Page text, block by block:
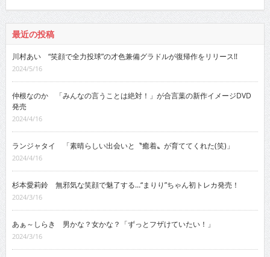
最近の投稿
川村あい “笑顔で全力投球”の才色兼備グラドルが復帰作をリリース!!
2024/5/16
仲根なのか 「みんなの言うことは絶対！」が合言葉の新作イメージDVD
発売
2024/4/16
ランジャタイ 「素晴らしい出会いと〝癒着〟が育ててくれた(笑)」
2024/4/16
杉本愛莉鈴 無邪気な笑顔で魅了する…“まりり”ちゃん初トレカ発売！
2024/3/16
あぁ～しらき 男かな？女かな？「ずっとフザけていたい！」
2024/3/16